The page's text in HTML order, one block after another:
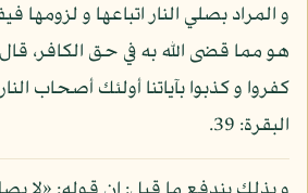
و المراد بصلي النار اتباعها و لزومها
هو مما قضى الله به في حق الكافر،
كفروا و كذبوا بآياتنا أولئك أصحاب
البقرة: 39.